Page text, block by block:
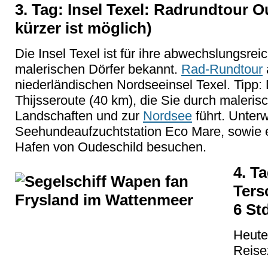
3. Tag: Insel Texel: Radrundtour
kürzer ist möglich)
Die Insel Texel ist für ihre
malerischen Dörfer bekannt. Rad-Rundtour
niederländischen Nordseeinsel Texel.
Thijsseroute (40 km), die Sie durch
Landschaften und zur Nordsee führt.
Seehundeaufzuchtstation Eco Mare, sowie
Hafen von Oudeschild besuchen.
4.
6